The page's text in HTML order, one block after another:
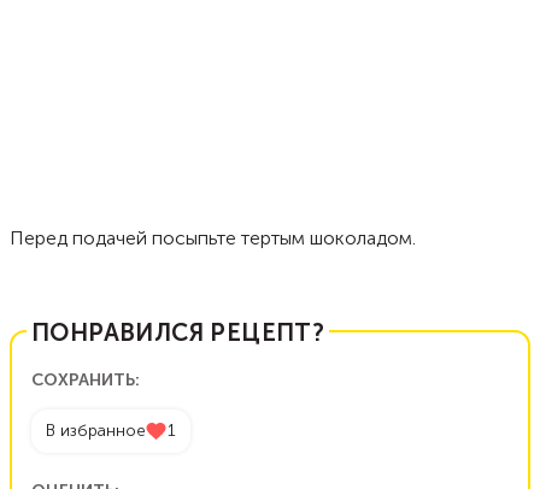
Перед подачей посыпьте тертым шоколадом.
ПОНРАВИЛСЯ РЕЦЕПТ?
СОХРАНИТЬ:
В избранное 1